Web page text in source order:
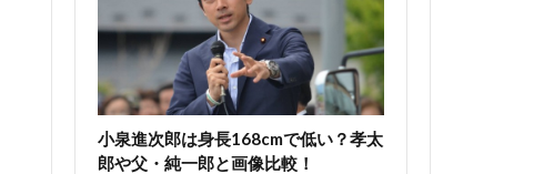
小泉進次郎は身長168cmで低い？孝太
郎や父・純一郎と画像比較！